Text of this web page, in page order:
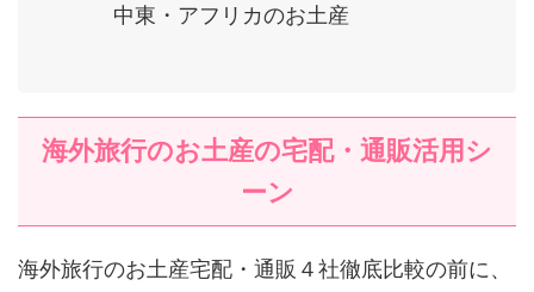
中東・アフリカのお土産
海外旅行のお土産の宅配・通販活用シ
ーン
海外旅行のお土産宅配・通販４社徹底比較の前に、